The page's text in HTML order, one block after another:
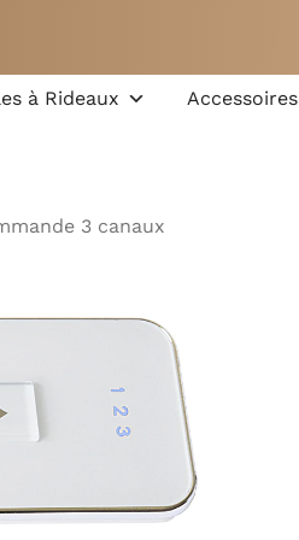
à Rideaux Accessoires
3 canaux